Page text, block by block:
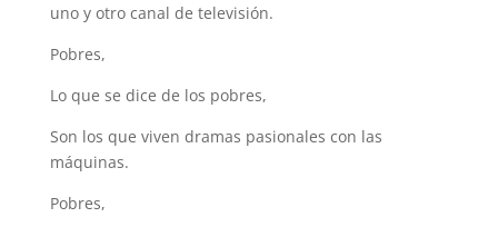
uno y otro canal de televisión.
Pobres,
Lo que se dice de los pobres,
Son los que viven dramas pasionales con las
máquinas.
Pobres,